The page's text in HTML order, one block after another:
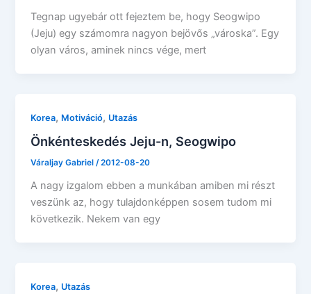
Tegnap ugyebár ott fejeztem be, hogy Seogwipo
(Jeju) egy számomra nagyon bejövős „városka”. Egy
olyan város, aminek nincs vége, mert
Korea, Motiváció, Utazás
Önkénteskedés Jeju-n, Seogwipo
Váraljay Gabriel/2012-08-20
A nagy izgalom ebben a munkában amiben mi részt
veszünk az, hogy tulajdonképpen sosem tudom mi
következik. Nekem van egy
Korea, Utazás